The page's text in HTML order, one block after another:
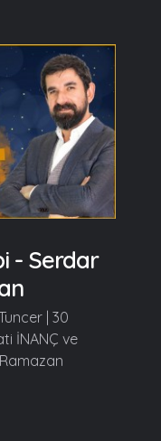
- Serdar
| 30
İNANÇ ve